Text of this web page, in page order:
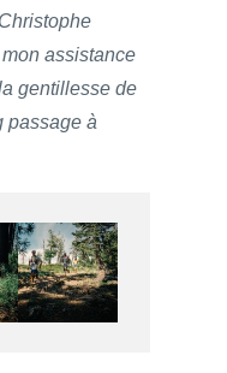
assistance
gentillesse de
passage à